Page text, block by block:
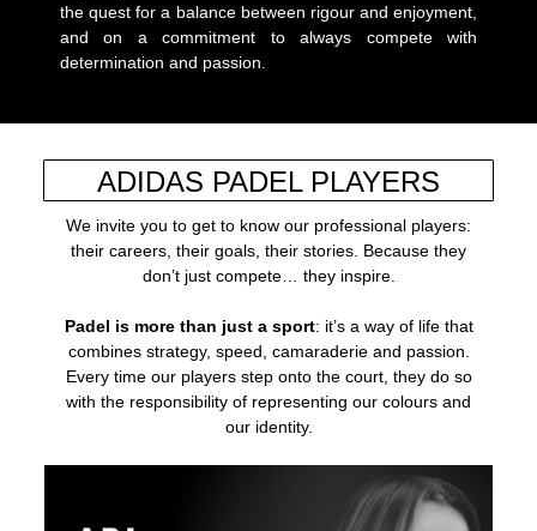
the quest for a balance between rigour and enjoyment,
and on a commitment to always compete with
determination and passion.
ADIDAS PADEL PLAYERS
We invite you to get to know our professional players:
their careers, their goals, their stories. Because they
don’t just compete… they inspire.
Padel is more than just a sport: it’s a way of life that
combines strategy, speed, camaraderie and passion.
Every time our players step onto the court, they do so
with the responsibility of representing our colours and
our identity.